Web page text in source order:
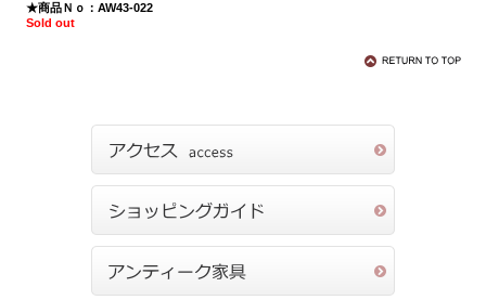
★商品Ｎｏ：AW43-022
Sold out